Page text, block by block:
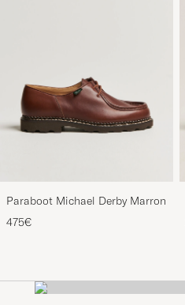
Paraboot Michael Derby Marron
475€